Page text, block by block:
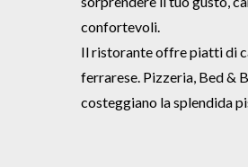
confortevoli.
Il ristorante offre piatti di
ferrarese. Pizzeria, Bed &
costeggiano la splendida